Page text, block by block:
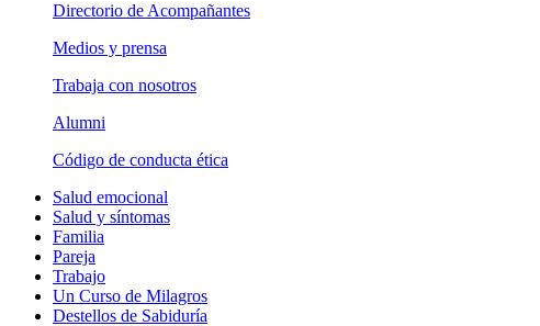
Directorio de Acompañantes
Medios y prensa
Trabaja con nosotros
Alumni
Código de conducta ética
Salud emocional
Salud y síntomas
Familia
Pareja
Trabajo
Un Curso de Milagros
Destellos de Sabiduría